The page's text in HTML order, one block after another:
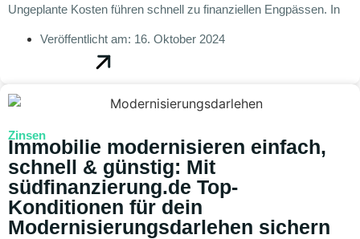
Ungeplante Kosten führen schnell zu finanziellen Engpässen. In
Veröffentlicht am: 16. Oktober 2024
Zinsen
Immobilie modernisieren einfach,
schnell & günstig: Mit
südfinanzierung.de Top-
Konditionen für dein
Modernisierungsdarlehen sichern